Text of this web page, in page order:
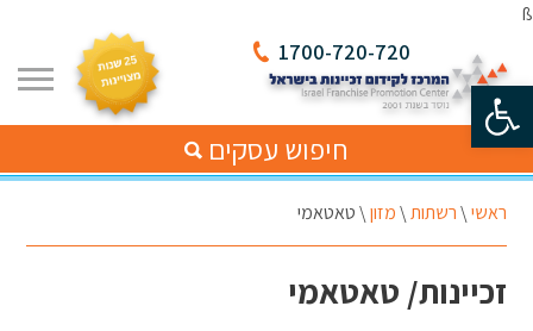
פתח סרגל נגישות
ß
1700-720-720
חיפוש עסקים
ראשי\רשתות\מזון\טאטאמי
זכיינות/ טאטאמי